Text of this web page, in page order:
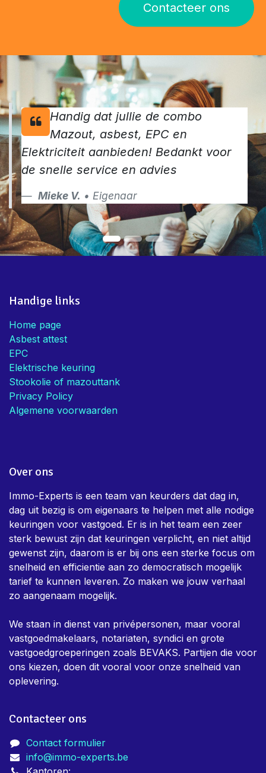
Contacteer ons
Handig dat jullie de combo
Mazout, asbest, EPC en
Elektriciteit aanbieden! Bedankt voor
de snelle service en advies
Mieke V. • Eigenaar
Handige links
Home page
Asbest attest
EPC
Elektrische keuring
Stookolie of mazouttank
Privacy Policy
Algemene voorwaarden
Over ons
Immo-Experts is een team van keurders dat dag in,
dag uit bezig is om eigenaars te helpen met alle nodige
keuringen voor vastgoed. Er is in het team een zeer
sterk bewust zijn dat keuringen verplicht, en niet altijd
gewenst zijn, daarom is er bij ons een sterke focus om
snelheid en efficientie aan zo democratisch mogelijk
tarief te kunnen leveren. Zo maken we jouw verhaal
zo aangenaam mogelijk.
We staan in dienst van privépersonen, maar vooral
vastgoedmakelaars, notariaten, syndici en grote
vastgoedgroeperingen zoals BEVAKS. Partijen die voor
ons kiezen, doen dit vooral voor onze snelheid van
oplevering.
Contacteer ons
Contact formulier
info@immo-experts.be